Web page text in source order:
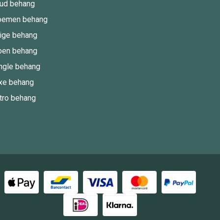
behang
behang
behang
behang
behang
behang
behang